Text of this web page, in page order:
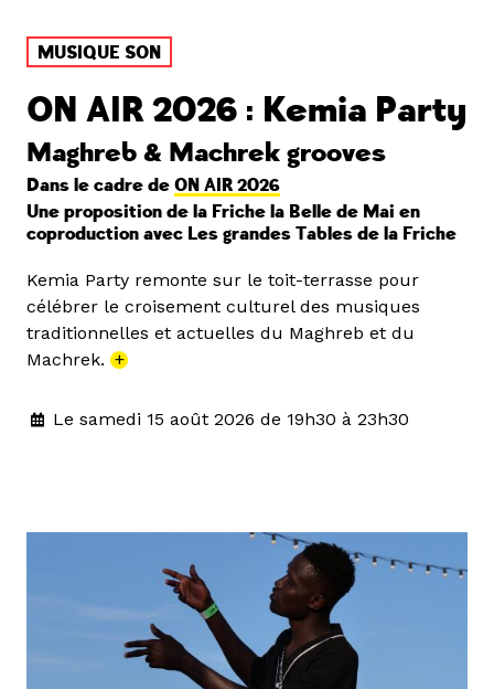
MUSIQUE SON
ON AIR 2026 : Kemia Party
Maghreb & Machrek grooves
Dans le cadre de ON AIR 2026
Une proposition de la Friche la Belle de Mai en
coproduction avec Les grandes Tables de la Friche
Kemia Party remonte sur le toit-terrasse pour
célébrer le croisement culturel des musiques
traditionnelles et actuelles du Maghreb et du
Machrek. +
Le samedi 15 août 2026 de 19h30 à 23h30